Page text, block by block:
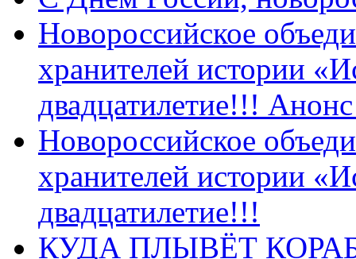
Новороссийское
хранителей истории
двадцатилетие!!!
Новороссийское
хранителей истории
двадцатилетие!!!
КУДА ПЛЫВЁТ